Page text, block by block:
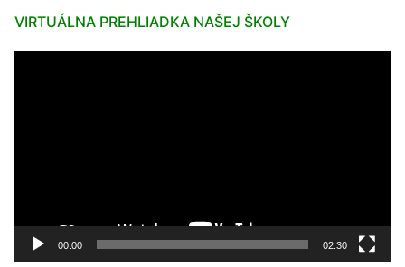
VIRTUÁLNA PREHLIADKA NAŠEJ ŠKOLY
00:00 02:30